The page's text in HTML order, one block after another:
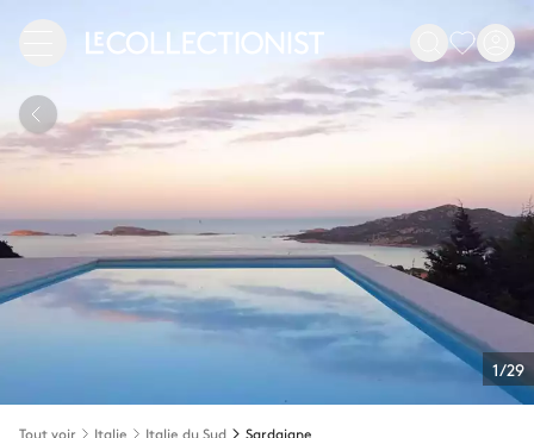
1/29
Tout voir Italie Italie du Sud Sardaigne